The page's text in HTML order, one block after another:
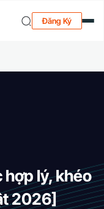
Đăng Ký
hợp lý, khéo
2026]